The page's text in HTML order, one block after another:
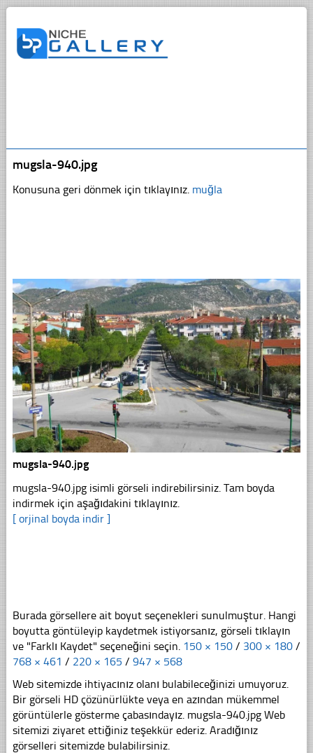
mugsla-940.jpg
Konusuna geri dönmek için tıklayınız. muğla
mugsla-940.jpg
mugsla-940.jpg isimli görseli indirebilirsiniz. Tam boyda
indirmek için aşağıdakini tıklayınız.
[ orjinal boyda indir ]
Burada görsellere ait boyut seçenekleri sunulmuştur. Hangi
boyutta göntüleyip kaydetmek istiyorsanız, görseli tıklayın
ve "Farklı Kaydet" seçeneğini seçin. 150 × 150 / 300 × 180 /
768 × 461 / 220 × 165 / 947 × 568
Web sitemizde ihtiyacınız olanı bulabileceğinizi umuyoruz.
Bir görseli HD çözünürlükte veya en azından mükemmel
görüntülerle gösterme çabasındayız. mugsla-940.jpg Web
sitemizi ziyaret ettiğiniz teşekkür ederiz. Aradığınız
görselleri sitemizde bulabilirsiniz.